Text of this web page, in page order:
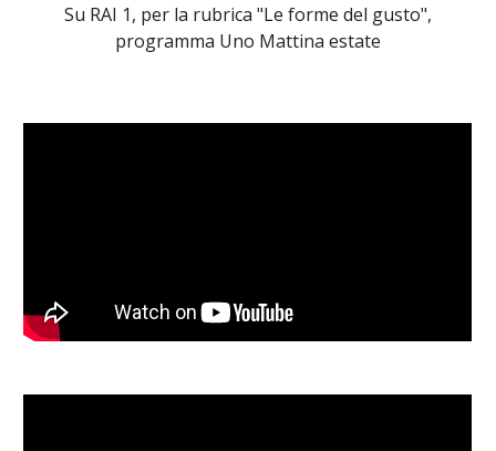
Su RAI 1, per la rubrica "Le forme del gusto",
programma Uno Mattina estate